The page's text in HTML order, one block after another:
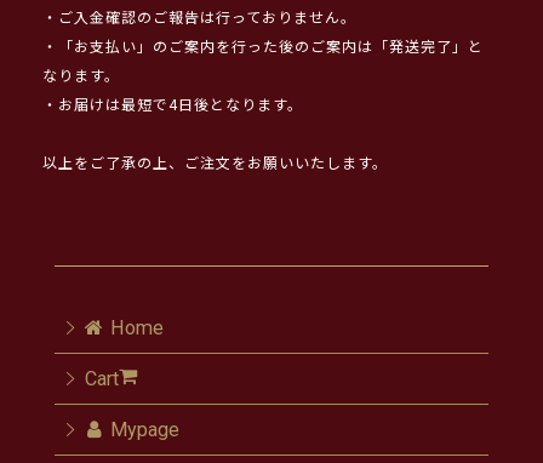
・ご入金確認のご報告は行っておりません。
・「お支払い」のご案内を行った後のご案内は「発送完了」と
なります。
・お届けは最短で4日後となります。
以上をご了承の上、ご注文をお願いいたします。
Home
Cart
Mypage